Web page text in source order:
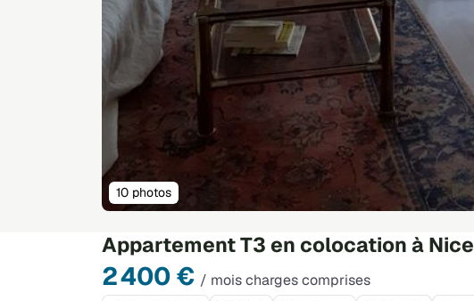
Appartement T3 en colocation à Nice
2 400 € / mois charges comprises
10 photos